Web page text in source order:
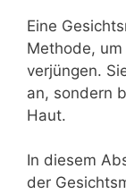
Eine
Methode,
verjüngen.
an, sondern
Haut.
In diesem
der